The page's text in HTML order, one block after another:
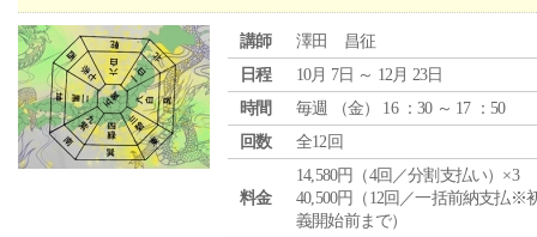
講師
澤田 昌征
日程
10月 7日 ～ 12月 23日
時間
毎週 （金） 16 ：30 ～ 17 ：50
回数
全12回
料金
14,580円（4回／分割支払い）×3
40,500円（12回／一括前納支払※
義開始前まで）